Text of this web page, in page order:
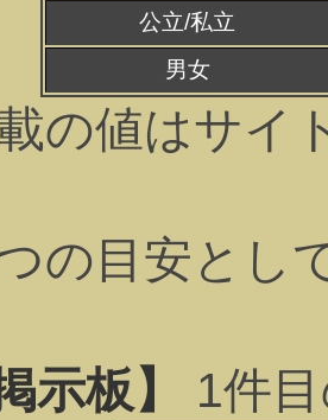
公立/私立
男女
の値はサイ
の目安とし
示板】 1件